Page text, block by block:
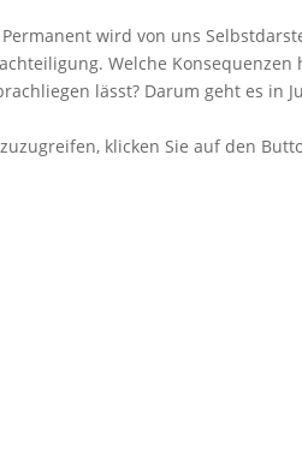
wird von uns
Welche
lässt? Darum geht es in
klicken Sie auf den